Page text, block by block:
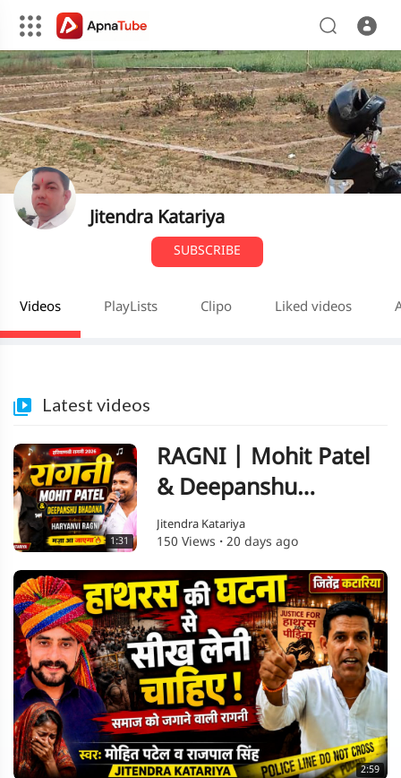
Jitendra Katariya
SUBSCRIBE
Videos PlayLists Clipo Liked videos
Latest videos
1:31
RAGNI | Mohit Patel
& Deepanshu
Bhadana | Haryanvi
Ragni 2026 | Live
Stage Ragni | Jitendra
Jitendra Katariya
150 Views · 20 days ago
2:59